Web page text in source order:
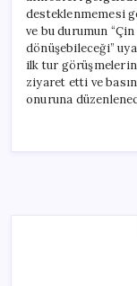
desteklenmemesi
ve bu durumun
dönüşebileceği”
ilk tur görüşmelerin
ziyaret etti ve
onuruna